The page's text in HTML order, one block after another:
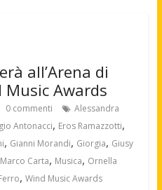
all’Arena di
Music Awards
0 commenti
Alessandra
Antonacci, Eros Ramazzotti,
, Gianni Morandi, Giorgia, Giusy
Marco Carta, Musica, Ornella
, Wind Music Awards